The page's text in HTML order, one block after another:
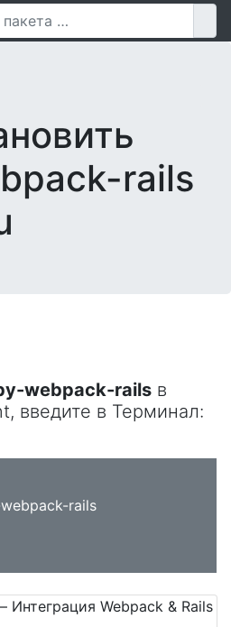
rails
webpack-rails в
введите в Терминал:
rails